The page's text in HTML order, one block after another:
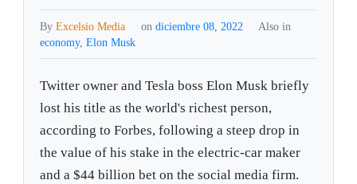
ByExcelsio Media on diciembre 08, 2022
Also in
economy,Elon Musk
Twitter owner and Tesla boss Elon Musk briefly
lost his title as the world's richest person,
according to Forbes, following a steep drop in
the value of his stake in the electric-car maker
and a $44 billion bet on the social media firm.